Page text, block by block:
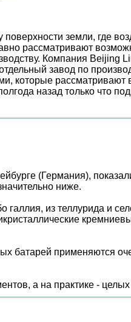
поверхности земли, где
рассматривают
Компания Beijing
завод по
которые рассматривают
назад только что
(Германия),
ниже.
из теллурида и
батарей применяются
а на практике -